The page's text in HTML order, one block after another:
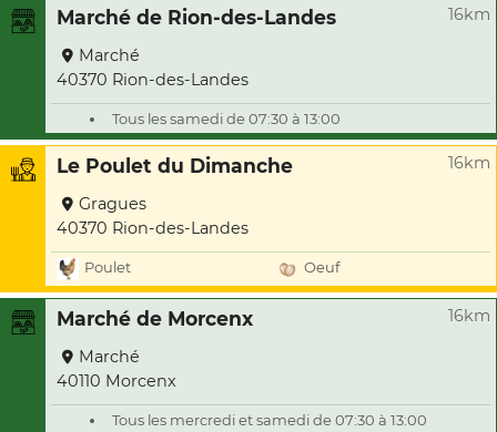
Marché de Rion-des-Landes 16km
Marché
40370 Rion-des-Landes
Tous les samedi de 07:30 à 13:00
Le Poulet du Dimanche 16km
Gragues
40370 Rion-des-Landes
Poulet Oeuf
Marché de Morcenx 16km
Marché
40110 Morcenx
Tous les mercredi et samedi de 07:30 à 13:00